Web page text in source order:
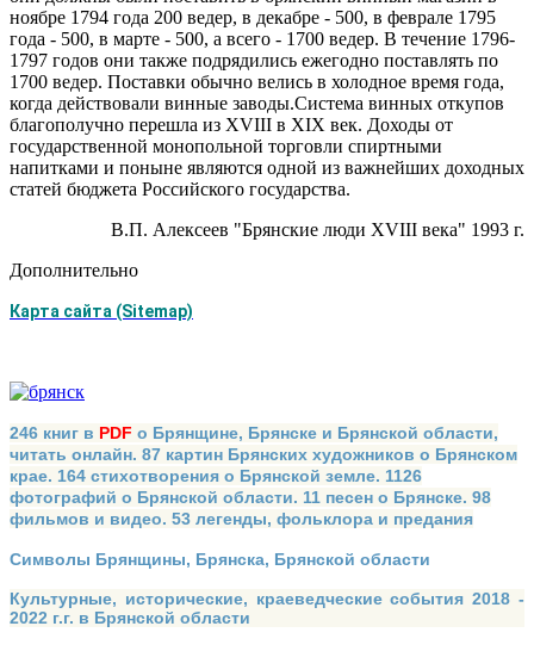
ноябре 1794 года 200 ведер, в декабре - 500, в феврале 1795
года - 500, в марте - 500, а всего - 1700 ведер. В течение 1796-
1797 годов они также подрядились ежегодно поставлять по
1700 ведер. Поставки обычно велись в холодное время года,
когда действовали винные заводы.Система винных откупов
благополучно перешла из XVIII в XIX век. Доходы от
государственной монопольной торговли спиртными
напитками и поныне являются одной из важнейших доходных
статей бюджета Российского государства.
В.П. Алексеев "Брянские люди ХVIII века" 1993 г.
Дополнительно
Карта сайта (Sitemap)
246 книг в PDF о Брянщине, Брянске и Брянской области,
читать онлайн. 87 картин Брянских художников о Брянском
крае. 164 стихотворения о Брянской земле. 1126
фотографий о Брянской области. 11 песен о Брянске. 98
фильмов и видео. 53 легенды, фольклора и предания
Символы Брянщины, Брянска, Брянской области
Культурные, исторические, краеведческие события 2018 -
2022 г.г. в Брянской области